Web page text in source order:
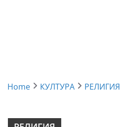
Home КУЛТУРА РЕЛИГИЯ